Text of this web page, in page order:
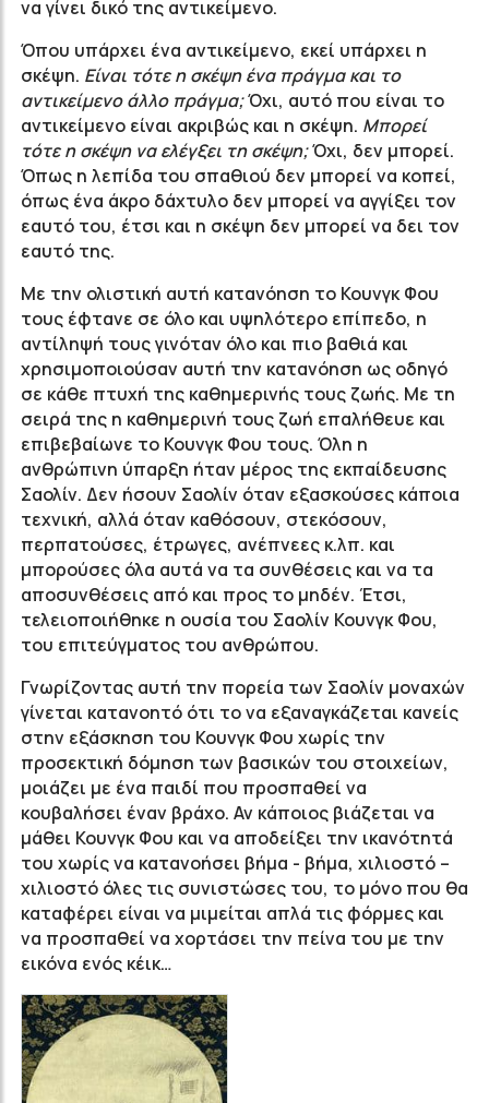
να γίνει δικό της αντικείμενο.
Όπου υπάρχει ένα αντικείμενο, εκεί υπάρχει η
σκέψη. Είναι τότε η σκέψη ένα πράγμα και το
αντικείμενο άλλο πράγμα;Όχι, αυτό που είναι το
αντικείμενο είναι ακριβώς και η σκέψη. Μπορεί
τότε η σκέψη να ελέγξει τη σκέψη;Όχι, δεν μπορεί.
Όπως η λεπίδα του σπαθιού δεν μπορεί να κοπεί,
όπως ένα άκρο δάχτυλο δεν μπορεί να αγγίξει τον
εαυτό του, έτσι και η σκέψη δεν μπορεί να δει τον
εαυτό της.
Με την ολιστική αυτή κατανόηση το Κουνγκ Φου
τους έφτανε σε όλο και υψηλότερο επίπεδο, η
αντίληψή τους γινόταν όλο και πιο βαθιά και
χρησιμοποιούσαν αυτή την κατανόηση ως οδηγό
σε κάθε πτυχή της καθημερινής τους ζωής. Με τη
σειρά της η καθημερινή τους ζωή επαλήθευε και
επιβεβαίωνε το Κουνγκ Φου τους. Όλη η
ανθρώπινη ύπαρξη ήταν μέρος της εκπαίδευσης
Σαολίν. Δεν ήσουν Σαολίν όταν εξασκούσες κάποια
τεχνική, αλλά όταν καθόσουν, στεκόσουν,
περπατούσες, έτρωγες, ανέπνεες κ.λπ. και
μπορούσες όλα αυτά να τα συνθέσεις και να τα
αποσυνθέσεις από και προς το μηδέν. Έτσι,
τελειοποιήθηκε η ουσία του Σαολίν Κουνγκ Φου,
του επιτεύγματος του ανθρώπου.
Γνωρίζοντας αυτή την πορεία των Σαολίν μοναχών
γίνεται κατανοητό ότι το να εξαναγκάζεται κανείς
στην εξάσκηση του Κουνγκ Φου χωρίς την
προσεκτική δόμηση των βασικών του στοιχείων,
μοιάζει με ένα παιδί που προσπαθεί να
κουβαλήσει έναν βράχο. Αν κάποιος βιάζεται να
μάθει Κουνγκ Φου και να αποδείξει την ικανότητά
του χωρίς να κατανοήσει βήμα - βήμα, χιλιοστό –
χιλιοστό όλες τις συνιστώσες του, το μόνο που θα
καταφέρει είναι να μιμείται απλά τις φόρμες και
να προσπαθεί να χορτάσει την πείνα του με την
εικόνα ενός κέικ…